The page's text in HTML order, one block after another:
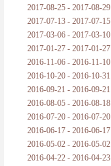
2017-08-25 - 2017-08-29
2017-07-13 - 2017-07-15
2017-03-06 - 2017-03-10
2017-01-27 - 2017-01-27
2016-11-06 - 2016-11-10
2016-10-20 - 2016-10-31
2016-09-21 - 2016-09-21
2016-08-05 - 2016-08-18
2016-07-20 - 2016-07-20
2016-06-17 - 2016-06-17
2016-05-02 - 2016-05-02
2016-04-22 - 2016-04-23